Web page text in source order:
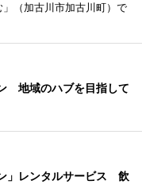
（加古川市加古川町）で
地域のハブを目指して
」レンタルサービス 飲